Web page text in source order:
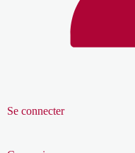
Se connecter